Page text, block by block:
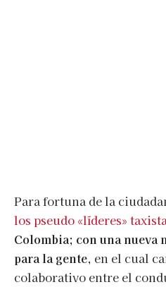
Para fortuna de la
los pseudo «líderes»
Colombia; con una nueva
para la gente, en el cual
colaborativo entre el